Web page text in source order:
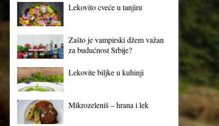
Lekovito cveće u tanjiru
Zašto je vampirski džem važan
za budućnost Srbije?
Lekovite biljke u kuhinji
Mikrozeleniš – hrana i lek